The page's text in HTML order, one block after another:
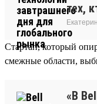
тех,
Стартап, который
смежные области,
«В